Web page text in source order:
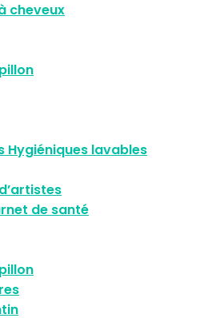
cheveux
Hygiéniques lavables
de santé